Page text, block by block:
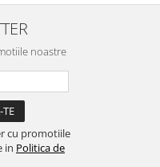
noastre
cu promotiile
in Politica de